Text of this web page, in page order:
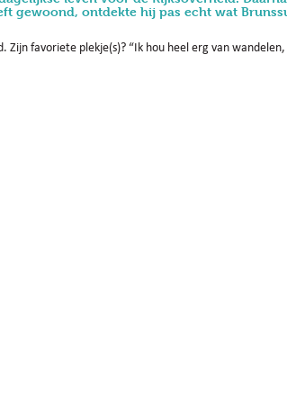
gewoond, ontdekte hij pas echt wat
favoriete plekje(s)? “Ik hou heel erg van wandelen,